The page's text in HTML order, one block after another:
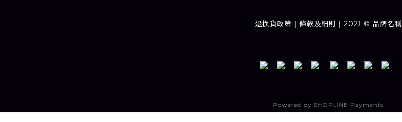
退換貨政策 | 條款及細則 | 2021 © 品牌名稱
Powered by SHOPLINE Payments